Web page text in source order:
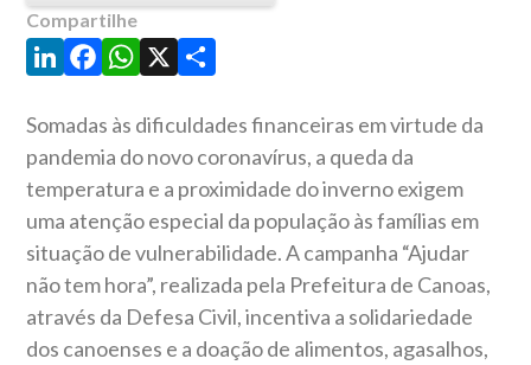
Compartilhe
LinkedIn
Facebook
WhatsApp
X Share
Somadas às dificuldades financeiras em virtude da
pandemia do novo coronavírus, a queda da
temperatura e a proximidade do inverno exigem
uma atenção especial da população às famílias em
situação de vulnerabilidade. A campanha “Ajudar
não tem hora”, realizada pela Prefeitura de Canoas,
através da Defesa Civil, incentiva a solidariedade
dos canoenses e a doação de alimentos, agasalhos,